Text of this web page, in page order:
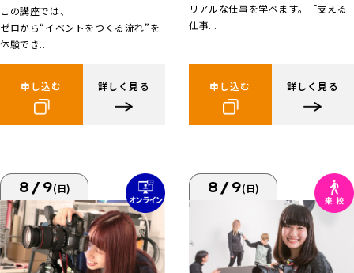
この講座では、
ゼロから“イベントをつくる流れ”を
体験でき...
申し込む 詳しく見る
リアルな仕事を学べます。「支える
仕事...
申し込む 詳しく見る
8/9(日) 8/9(日)